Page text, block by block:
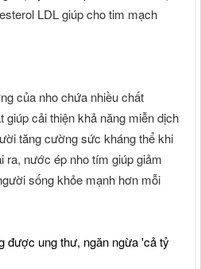
LDL giúp cho tim mạch
của nho chứa nhiều chất
cải thiện khả năng miễn dịch
tăng cường sức kháng thể khi
ra, nước ép nho tím giúp giảm
sống khỏe mạnh hơn mỗi